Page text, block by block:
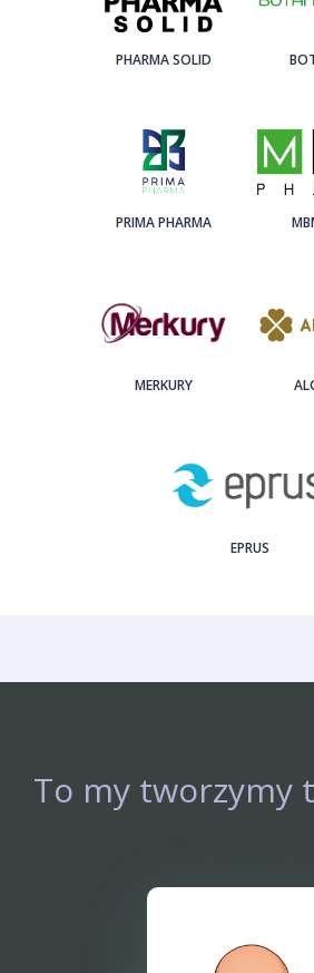
PHARMA SOLID
PRIMA PHARMA
MERKURY
EPRUS
To my tworzymy